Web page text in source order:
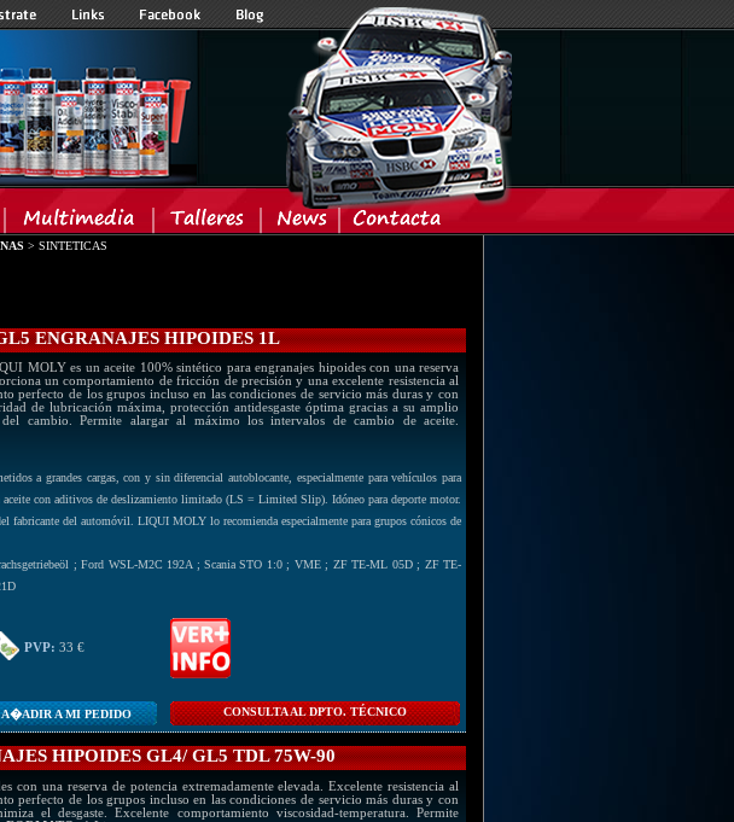
> SINTETICAS
ENGRANAJES HIPOIDES 1L
MOLY es un aceite 100% sintético para engranajes hipoides con una reserva
un comportamiento de fricción de precisión y una excelente resistencia al
perfecto de los grupos incluso en las condiciones de servicio más duras y con
de lubricación máxima, protección antidesgaste óptima gracias a su amplio
cambio. Permite alargar al máximo los intervalos de cambio de aceite.
a grandes cargas, con y sin diferencial autoblocante, especialmente para vehículos para
aceite con aditivos de deslizamiento limitado (LS = Limited Slip). Idóneo para deporte motor.
fabricante del automóvil. LIQUI MOLY lo recomienda especialmente para grupos cónicos de
; Ford WSL-M2C 192A ; Scania STO 1:0 ; VME ; ZF TE-ML 05D ; ZF TE-
PVP: 33 €
CONSULTA AL DPTO. TÉCNICO
A�ADIR A MI PEDIDO
HIPOIDES GL4/ GL5 TDL 75W-90
con una reserva de potencia extremadamente elevada. Excelente resistencia al
perfecto de los grupos incluso en las condiciones de servicio más duras y con
el desgaste. Excelente comportamiento viscosidad-temperatura. Permite